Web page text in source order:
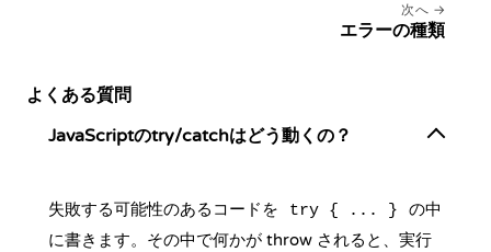
次へ
エラーの種類
よくある質問
JavaScriptのtry/catchはどう動くの？
失敗する可能性のあるコードを try { ... }
の中
に書きます。その中で何かが throw されると、実行